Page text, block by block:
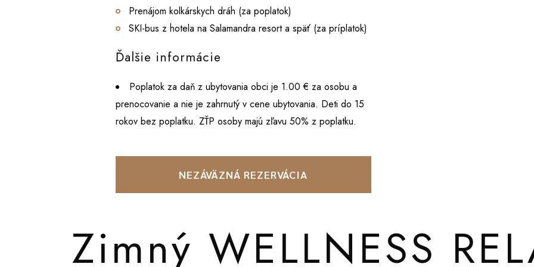
Prenájom kolkárskych dráh (za poplatok)
SKI-bus z hotela na Salamandra resort a späť (za príplatok)
Ďalšie informácie
Poplatok za daň z ubytovania obci je 1.00 € za osobu a
prenocovanie a nie je zahrnutý v cene ubytovania. Deti do 15
rokov bez poplatku. ZŤP osoby majú zľavu 50% z poplatku.
NEZÁVÄZNÁ REZERVÁCIA
Zimný WELLNESS